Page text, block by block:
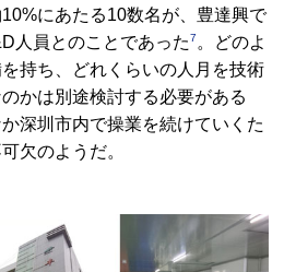
にあたる10数名が、豊達興で
人員とのことであった7。どのよ
持ち、どれくらいの人月を技術
かは別途検討する必要がある
深圳市内で操業を続けていくた
欠のようだ。